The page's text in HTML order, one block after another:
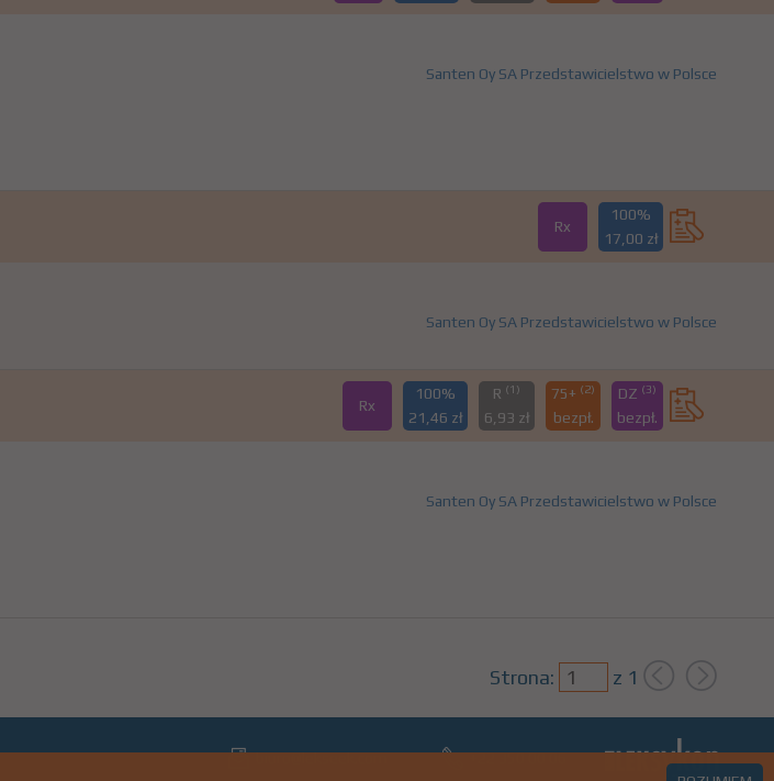
Santen Oy SA Przedstawicielstwo w Polsce
Rx
100%
17,00 zł
Santen Oy SA Przedstawicielstwo w Polsce
Rx
100%
21,46 zł
R (1)
6,93 zł
75+ (2)
bezpł.
DZ (3)
bezpł.
Santen Oy SA Przedstawicielstwo w Polsce
Strona: z 1
+22 350 00 06
biuro@lekseek.com